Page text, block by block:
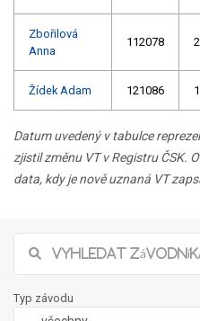
Zbořilová
Anna
112078
Žídek Adam 121086
Datum uvedený v tabulce
zjistil změnu VT v Registru ČSK.
data, kdy je nově uznaná VT
Typ závodu